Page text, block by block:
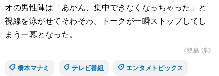
オの男性陣は「あかん、集中できなくなっちゃった」と
視線を泳がせてそわそわ。トークが一瞬ストップしてし
まう一幕となった。
《築島 渉》
橋本マナミ
テレビ番組 エンタメトピックス